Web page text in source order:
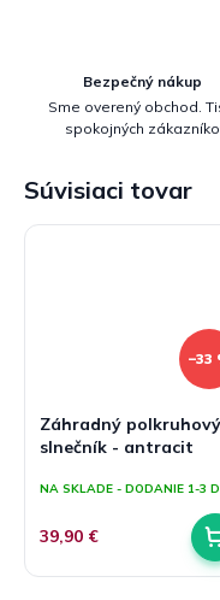
Bezpečný nákup
Sme overený obchod.
spokojných
Súvisiaci tovar
–33
Záhradný polkruhový
slnečník - antracit
NA SKLADE - DODANIE 1-3
39,90 €